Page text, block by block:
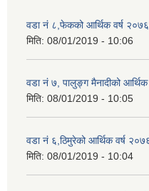
वडा नं ८,फेकको आर्थिक वर्ष
मिति: 08/01/2019 - 10:06
वडा नं ७, पालुङ्ग मैनादीको
मिति: 08/01/2019 - 10:05
वडा नं ६,ठिमुरेको आर्थिक वर्ष
मिति: 08/01/2019 - 10:04